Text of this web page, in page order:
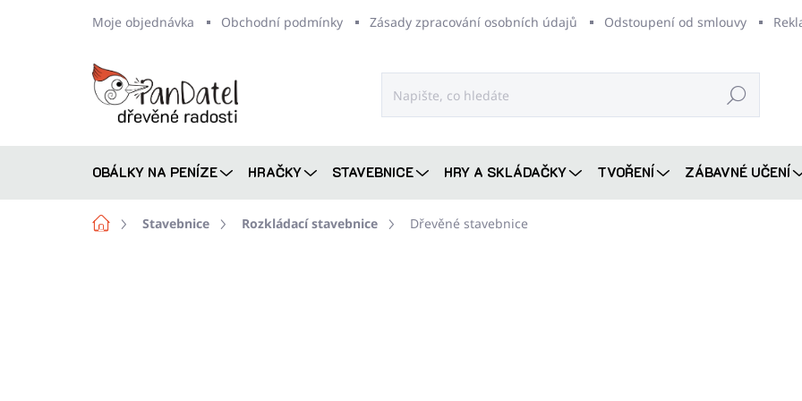
Moje objednávka Obchodní podmínky Zásady zpracování osobních údajů Odstoupení od smlouvy
Hledat
OBÁLKY NA PENÍZE HRAČKY STAVEBNICE HRY A SKLÁDAČKY TVOŘENÍ ZÁBAVNÉ UČENÍ
DomůStavebnice Rozkládací stavebnice Dřevěné stavebnice